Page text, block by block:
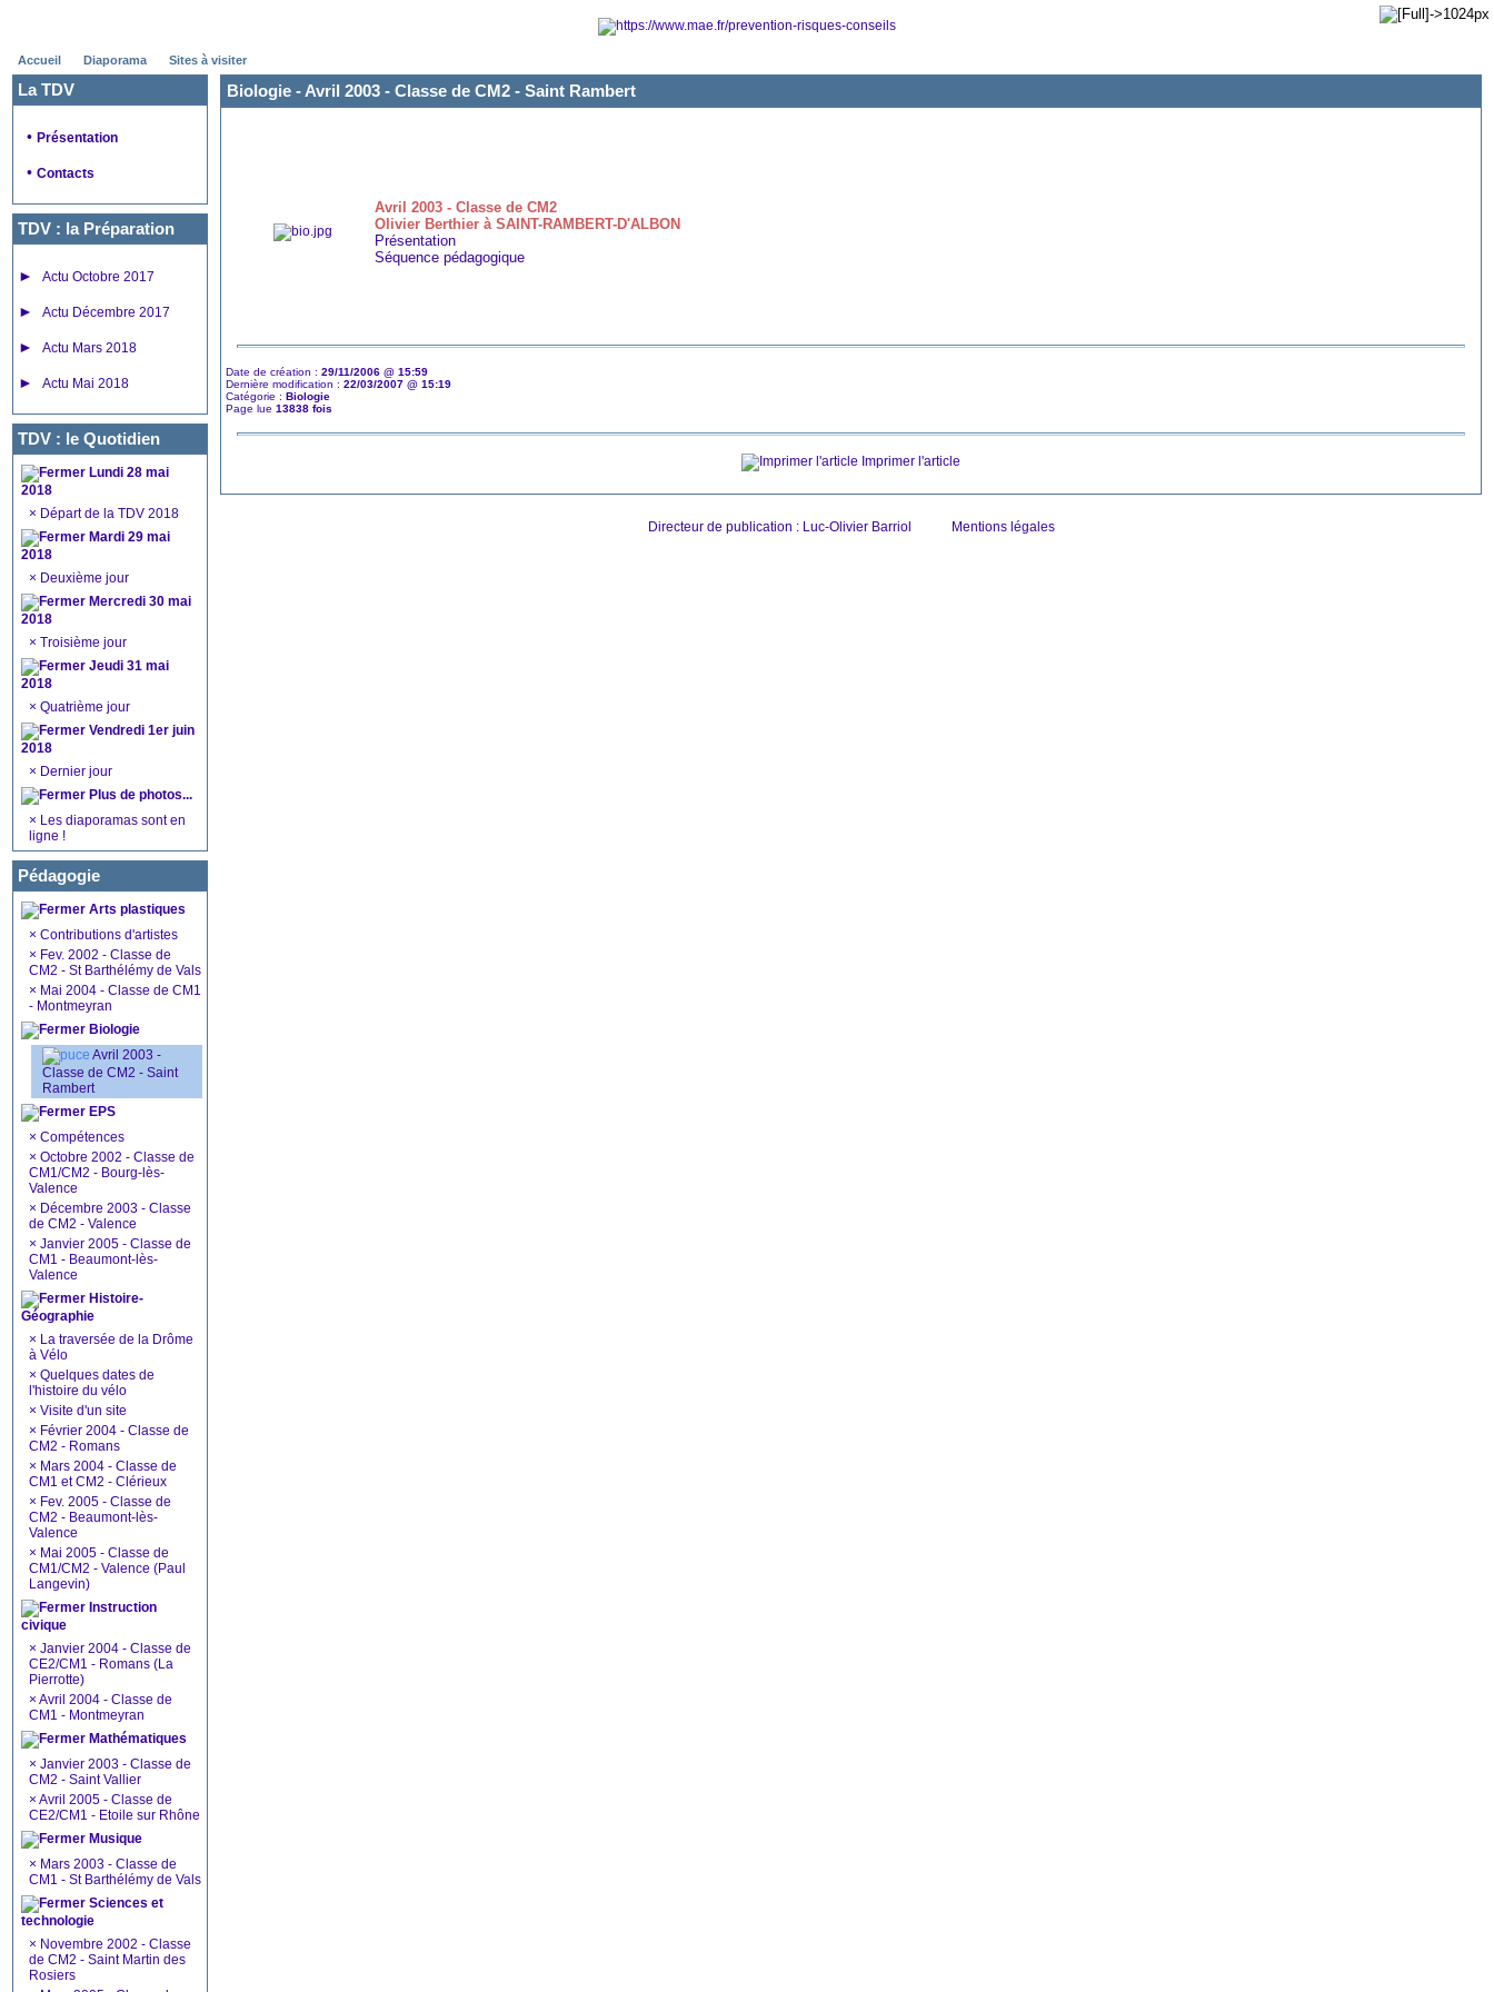
Accueil Diaporama Sites à visiter
La TDV
• Présentation
• Contacts
TDV : la Préparation
► Actu Octobre 2017
► Actu Décembre 2017
► Actu Mars 2018
► Actu Mai 2018
TDV : le Quotidien
Lundi 28 mai
2018
× Départ de la TDV 2018
Mardi 29 mai
2018
× Deuxième jour
Mercredi 30 mai
2018
× Troisième jour
Jeudi 31 mai
2018
× Quatrième jour
Vendredi 1er juin
2018
× Dernier jour
Plus de photos...
× Les diaporamas sont en
ligne !
Pédagogie
Arts plastiques
× Contributions d'artistes
× Fev. 2002 - Classe de
CM2 - St Barthélémy de Vals
× Mai 2004 - Classe de CM1
- Montmeyran
Biologie
Avril 2003 -
Classe de CM2 - Saint
Rambert
EPS
× Compétences
× Octobre 2002 - Classe de
CM1/CM2 - Bourg-lès-
Valence
× Décembre 2003 - Classe
de CM2 - Valence
× Janvier 2005 - Classe de
CM1 - Beaumont-lès-
Valence
Histoire-
Géographie
× La traversée de la Drôme
à Vélo
× Quelques dates de
l'histoire du vélo
× Visite d'un site
× Février 2004 - Classe de
CM2 - Romans
× Mars 2004 - Classe de
CM1 et CM2 - Clérieux
× Fev. 2005 - Classe de
CM2 - Beaumont-lès-
Valence
× Mai 2005 - Classe de
CM1/CM2 - Valence (Paul
Langevin)
Instruction
civique
× Janvier 2004 - Classe de
CE2/CM1 - Romans (La
Pierrotte)
× Avril 2004 - Classe de
CM1 - Montmeyran
Mathématiques
× Janvier 2003 - Classe de
CM2 - Saint Vallier
× Avril 2005 - Classe de
CE2/CM1 - Etoile sur Rhône
Musique
× Mars 2003 - Classe de
CM1 - St Barthélémy de Vals
Sciences et
technologie
× Novembre 2002 - Classe
de CM2 - Saint Martin des
Rosiers
Biologie - Avril 2003 - Classe de CM2 - Saint Rambert
Avril 2003 - Classe de CM2
Olivier Berthier à SAINT-RAMBERT-D'ALBON
Présentation
Séquence pédagogique
Date de création : 29/11/2006 @ 15:59
Dernière modification : 22/03/2007 @ 15:19
Catégorie : Biologie
Page lue 13838 fois
Imprimer l'article
Directeur de publication : Luc-Olivier Barriol Mentions légales